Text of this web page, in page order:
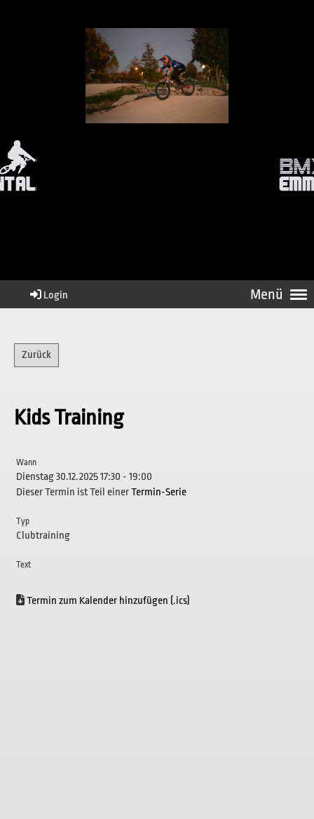
Menü
Login
Zurück
Kids Training
Wann
Dienstag 30.12.2025 17:30 - 19:00
Dieser Termin ist Teil einerTermin-Serie
Typ
Clubtraining
Text
Termin zum Kalender hinzufügen (.ics)